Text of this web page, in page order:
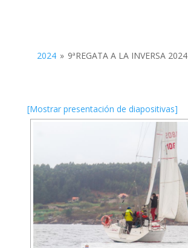
2024 » 9ªREGATA A LA INVERSA 2024
[Mostrar presentación de diapositivas]